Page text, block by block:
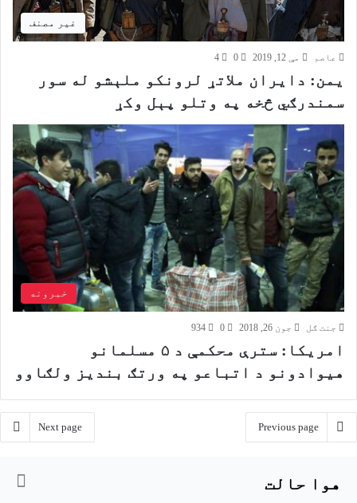
غير مصنف
عاصم مې 12, 2019 0
4
یمن: دایران ملاتړ لرونکو ملېشو له سور
سمندرګي څخه په وتلو پېل وکړ
خبرونه
جنت ګل جون 26, 2018 0
934
امریکا: سترې محکمې د ۵ مسلمانو
هیوادونو د اتباعو په ورتګ بندیز ولګاوو
Previous page
Next page
هوا حالت